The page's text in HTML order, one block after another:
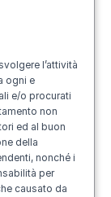
l’attività
ogni e
e/o procurati
non
ed al buon
della
nonché i
per
causato da